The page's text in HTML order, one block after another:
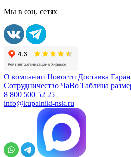
Мы в соц. сетях
О компании Новости Доставка
Сотрудничество ЧаВо Таблица
8 800 500 52 25
info@kupalniki-nsk.ru